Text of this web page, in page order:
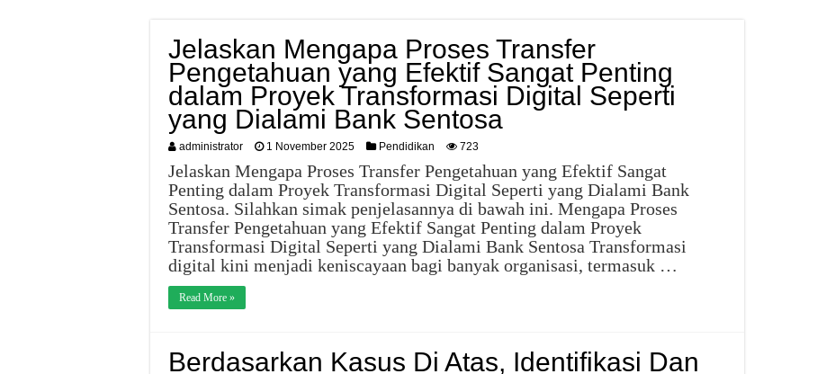
Jelaskan Mengapa Proses Transfer
Pengetahuan yang Efektif Sangat Penting
dalam Proyek Transformasi Digital Seperti
yang Dialami Bank Sentosa
administrator 1 November 2025 Pendidikan 723
Jelaskan Mengapa Proses Transfer Pengetahuan yang Efektif Sangat
Penting dalam Proyek Transformasi Digital Seperti yang Dialami Bank
Sentosa. Silahkan simak penjelasannya di bawah ini. Mengapa Proses
Transfer Pengetahuan yang Efektif Sangat Penting dalam Proyek
Transformasi Digital Seperti yang Dialami Bank Sentosa Transformasi
digital kini menjadi keniscayaan bagi banyak organisasi, termasuk …
Read More »
Berdasarkan Kasus Di Atas, Identifikasi Dan